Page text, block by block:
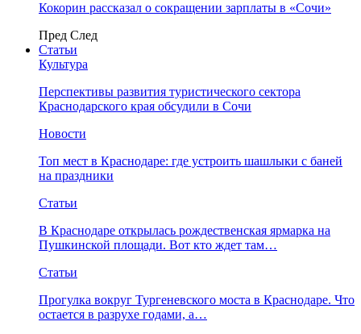
Кокорин рассказал о сокращении зарплаты в «Сочи»
Пред След
Статьи
Культура
Перспективы развития туристического сектора
Краснодарского края обсудили в Сочи
Новости
Топ мест в Краснодаре: где устроить шашлыки с баней
на праздники
Статьи
В Краснодаре открылась рождественская ярмарка на
Пушкинской площади. Вот кто ждет там…
Статьи
Прогулка вокруг Тургеневского моста в Краснодаре. Что
остается в разрухе годами, а…